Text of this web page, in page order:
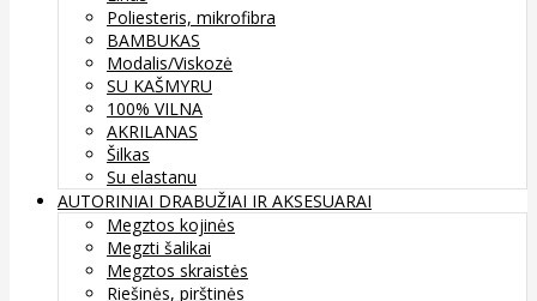
Poliesteris, mikrofibra
BAMBUKAS
Modalis/Viskozė
SU KAŠMYRU
100% VILNA
AKRILANAS
Šilkas
Su elastanu
AUTORINIAI DRABUŽIAI IR AKSESUARAI
Megztos kojinės
Megzti šalikai
Megztos skraistės
Riešinės, pirštinės